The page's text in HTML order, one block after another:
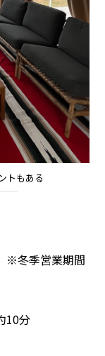
トもある
※冬季営業期間
10分